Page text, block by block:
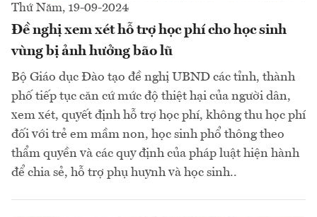
Thứ Năm, 19-09-2024
Đề nghị xem xét hỗ trợ học phí cho học sinh
vùng bị ảnh hưởng bão lũ
Bộ Giáo dục Đào tạo đề nghị UBND các tỉnh, thành
phố tiếp tục căn cứ mức độ thiệt hại của người dân,
xem xét, quyết định hỗ trợ học phí, không thu học phí
đối với trẻ em mầm non, học sinh phổ thông theo
thẩm quyền và các quy định của pháp luật hiện hành
để chia sẻ, hỗ trợ phụ huynh và học sinh..